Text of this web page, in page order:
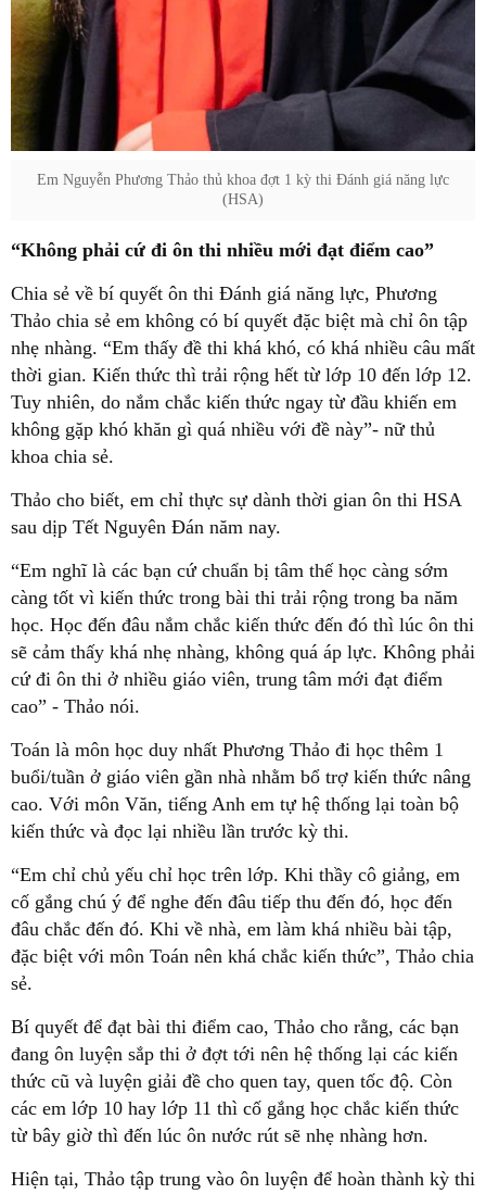
Em Nguyễn Phương Thảo thủ khoa đợt 1 kỳ thi Đánh giá năng lực
(HSA)
“Không phải cứ đi ôn thi nhiều mới đạt điểm cao”
Chia sẻ về bí quyết ôn thi Đánh giá năng lực, Phương
Thảo chia sẻ em không có bí quyết đặc biệt mà chỉ ôn tập
nhẹ nhàng. “Em thấy đề thi khá khó, có khá nhiều câu mất
thời gian. Kiến thức thì trải rộng hết từ lớp 10 đến lớp 12.
Tuy nhiên, do nắm chắc kiến thức ngay từ đầu khiến em
không gặp khó khăn gì quá nhiều với đề này”- nữ thủ
khoa chia sẻ.
Thảo cho biết, em chỉ thực sự dành thời gian ôn thi HSA
sau dịp Tết Nguyên Đán năm nay.
“Em nghĩ là các bạn cứ chuẩn bị tâm thế học càng sớm
càng tốt vì kiến thức trong bài thi trải rộng trong ba năm
học. Học đến đâu nắm chắc kiến thức đến đó thì lúc ôn thi
sẽ cảm thấy khá nhẹ nhàng, không quá áp lực. Không phải
cứ đi ôn thi ở nhiều giáo viên, trung tâm mới đạt điểm
cao” - Thảo nói.
Toán là môn học duy nhất Phương Thảo đi học thêm 1
buổi/tuần ở giáo viên gần nhà nhằm bổ trợ kiến thức nâng
cao. Với môn Văn, tiếng Anh em tự hệ thống lại toàn bộ
kiến thức và đọc lại nhiều lần trước kỳ thi.
“Em chỉ chủ yếu chỉ học trên lớp. Khi thầy cô giảng, em
cố gắng chú ý để nghe đến đâu tiếp thu đến đó, học đến
đâu chắc đến đó. Khi về nhà, em làm khá nhiều bài tập,
đặc biệt với môn Toán nên khá chắc kiến thức”, Thảo chia
sẻ.
Bí quyết để đạt bài thi điểm cao, Thảo cho rằng, các bạn
đang ôn luyện sắp thi ở đợt tới nên hệ thống lại các kiến
thức cũ và luyện giải đề cho quen tay, quen tốc độ. Còn
các em lớp 10 hay lớp 11 thì cố gắng học chắc kiến thức
từ bây giờ thì đến lúc ôn nước rút sẽ nhẹ nhàng hơn.
Hiện tại, Thảo tập trung vào ôn luyện để hoàn thành kỳ thi